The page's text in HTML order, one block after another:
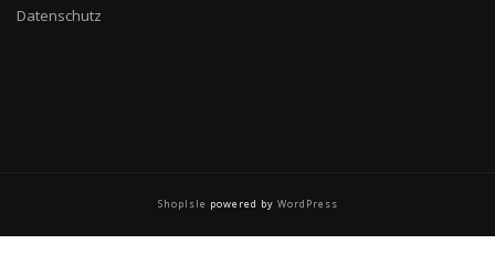
Datenschutz
ShopIsle powered by WordPress